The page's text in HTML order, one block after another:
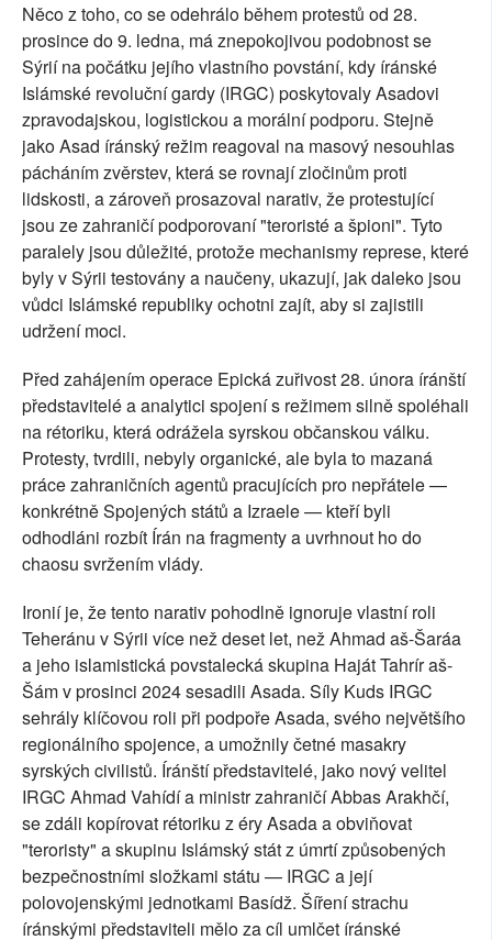
Něco z toho, co se odehrálo během protestů od 28.
prosince do 9. ledna, má znepokojivou podobnost se
Sýrií na počátku jejího vlastního povstání, kdy íránské
Islámské revoluční gardy (IRGC) poskytovaly Asadovi
zpravodajskou, logistickou a morální podporu. Stejně
jako Asad íránský režim reagoval na masový nesouhlas
pácháním zvěrstev, která se rovnají zločinům proti
lidskosti, a zároveň prosazoval narativ, že protestující
jsou ze zahraničí podporovaní "teroristé a špioni". Tyto
paralely jsou důležité, protože mechanismy represe, které
byly v Sýrii testovány a naučeny, ukazují, jak daleko jsou
vůdci Islámské republiky ochotni zajít, aby si zajistili
udržení moci.
Před zahájením operace Epická zuřivost 28. února íránští
představitelé a analytici spojení s režimem silně spoléhali
na rétoriku, která odrážela syrskou občanskou válku.
Protesty, tvrdili, nebyly organické, ale byla to mazaná
práce zahraničních agentů pracujících pro nepřátele —
konkrétně Spojených států a Izraele — kteří byli
odhodláni rozbít Írán na fragmenty a uvrhnout ho do
chaosu svržením vlády.
Ironií je, že tento narativ pohodlně ignoruje vlastní roli
Teheránu v Sýrii více než deset let, než Ahmad aš-Šaráa
a jeho islamistická povstalecká skupina Haját Tahrír aš-
Šám v prosinci 2024 sesadili Asada. Síly Kuds IRGC
sehrály klíčovou roli při podpoře Asada, svého největšího
regionálního spojence, a umožnily četné masakry
syrských civilistů. Íránští představitelé, jako nový velitel
IRGC Ahmad Vahídí a ministr zahraničí Abbas Arakhčí,
se zdáli kopírovat rétoriku z éry Asada a obviňovat
"teroristy" a skupinu Islámský stát z úmrtí způsobených
bezpečnostními složkami státu — IRGC a její
polovojenskými jednotkami Basídž. Šíření strachu
íránskými představiteli mělo za cíl umlčet íránské